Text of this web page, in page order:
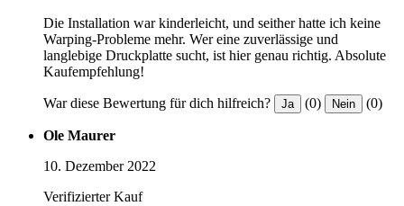
Die Installation war kinderleicht, und seither hatte ich keine
Warping-Probleme mehr. Wer eine zuverlässige und
langlebige Druckplatte sucht, ist hier genau richtig. Absolute
Kaufempfehlung!
War diese Bewertung für dich hilfreich? Ja (0) Nein (0)
Ole Maurer
10. Dezember 2022
Verifizierter Kauf